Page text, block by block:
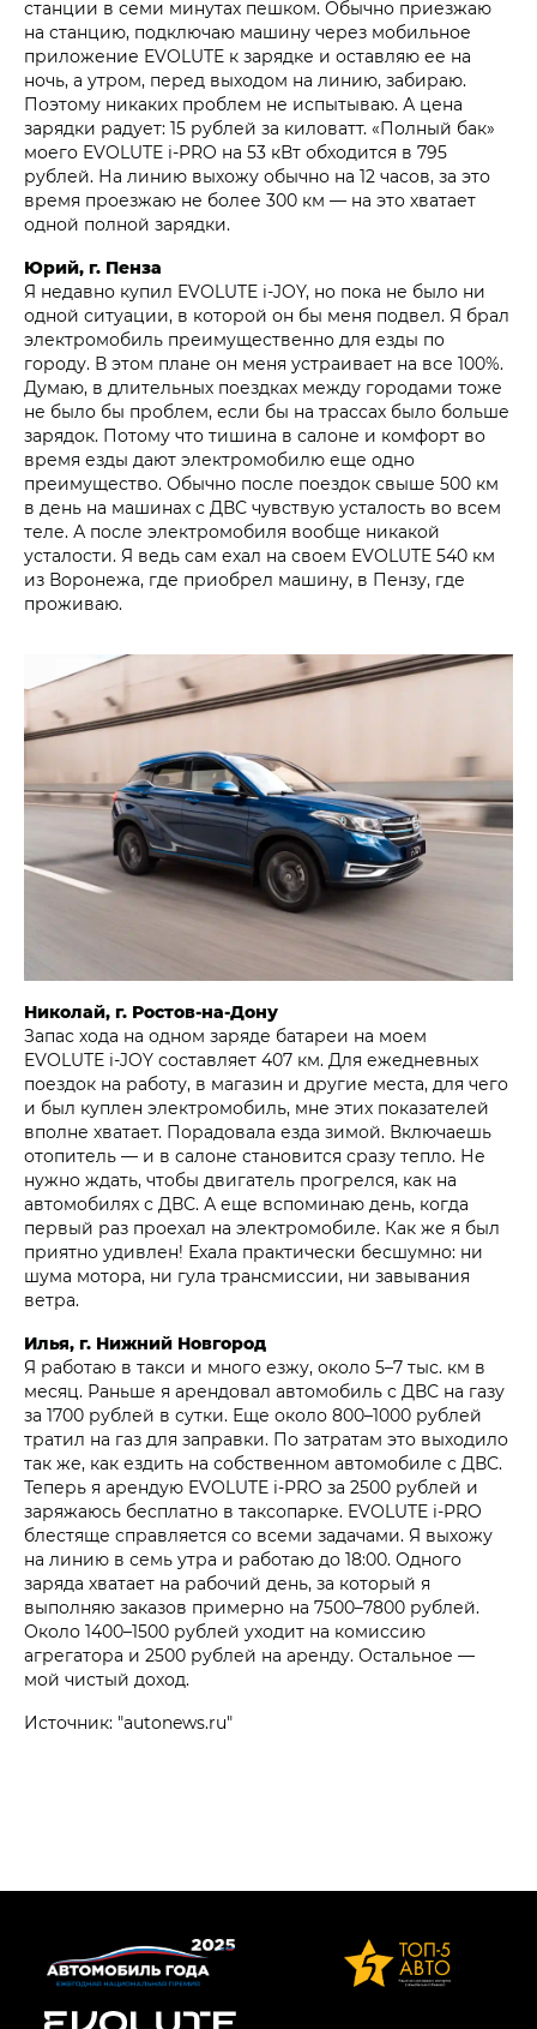
станции в семи минутах пешком. Обычно приезжаю
на станцию, подключаю машину через мобильное
приложение EVOLUTE к зарядке и оставляю ее на
ночь, а утром, перед выходом на линию, забираю.
Поэтому никаких проблем не испытываю. А цена
зарядки радует: 15 рублей за киловатт. «Полный бак»
моего EVOLUTE i‑PRO на 53 кВт обходится в 795
рублей. На линию выхожу обычно на 12 часов, за это
время проезжаю не более 300 км — на это хватает
одной полной зарядки.
Юрий, г. Пенза
Я недавно купил EVOLUTE i‑JOY, но пока не было ни
одной ситуации, в которой он бы меня подвел. Я брал
электромобиль преимущественно для езды по
городу. В этом плане он меня устраивает на все 100%.
Думаю, в длительных поездках между городами тоже
не было бы проблем, если бы на трассах было больше
зарядок. Потому что тишина в салоне и комфорт во
время езды дают электромобилю еще одно
преимущество. Обычно после поездок свыше 500 км
в день на машинах с ДВС чувствую усталость во всем
теле. А после электромобиля вообще никакой
усталости. Я ведь сам ехал на своем EVOLUTE 540 км
из Воронежа, где приобрел машину, в Пензу, где
проживаю.
Николай, г. Ростов-на-Дону
Запас хода на одном заряде батареи на моем
EVOLUTE i‑JOY составляет 407 км. Для ежедневных
поездок на работу, в магазин и другие места, для чего
и был куплен электромобиль, мне этих показателей
вполне хватает. Порадовала езда зимой. Включаешь
отопитель — и в салоне становится сразу тепло. Не
нужно ждать, чтобы двигатель прогрелся, как на
автомобилях с ДВС. А еще вспоминаю день, когда
первый раз проехал на электромобиле. Как же я был
приятно удивлен! Ехала практически бесшумно: ни
шума мотора, ни гула трансмиссии, ни завывания
ветра.
Илья, г. Нижний Новгород
Я работаю в такси и много езжу, около 5–7 тыс. км в
месяц. Раньше я арендовал автомобиль с ДВС на газу
за 1700 рублей в сутки. Еще около 800–1000 рублей
тратил на газ для заправки. По затратам это выходило
так же, как ездить на собственном автомобиле с ДВС.
Теперь я арендую EVOLUTE i‑PRO за 2500 рублей и
заряжаюсь бесплатно в таксопарке. EVOLUTE i‑PRO
блестяще справляется со всеми задачами. Я выхожу
на линию в семь утра и работаю до 18:00. Одного
заряда хватает на рабочий день, за который я
выполняю заказов примерно на 7500–7800 рублей.
Около 1400–1500 рублей уходит на комиссию
агрегатора и 2500 рублей на аренду. Остальное —
мой чистый доход.
Источник: "autonews.ru"